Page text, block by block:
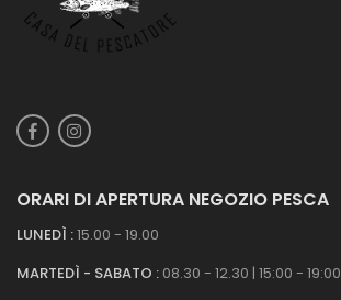
ORARI DI APERTURA NEGOZIO PESCA
LUNEDÌ :15.00 - 19.00
MARTEDÌ - SABATO : 08.30 - 12.30 | 15:00 - 19:00